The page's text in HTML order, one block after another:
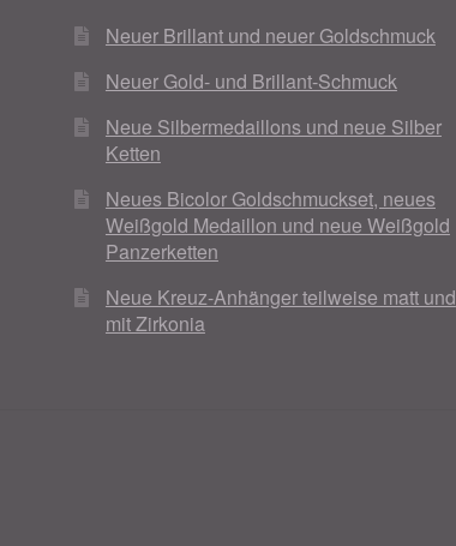
Neuer Brillant und neuer Goldschmuck
Neuer Gold- und Brillant-Schmuck
Neue Silbermedaillons und neue Silber
Ketten
Neues Bicolor Goldschmuckset, neues
Weißgold Medaillon und neue Weißgold
Panzerketten
Neue Kreuz-Anhänger teilweise matt und
mit Zirkonia